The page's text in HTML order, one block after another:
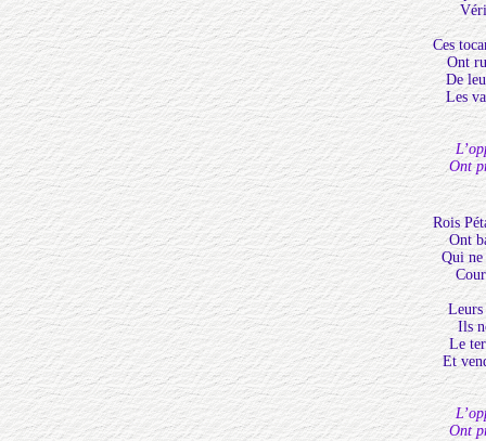
Ces
Ont
De
Les
Ont
Rois
Ont
Qui
Leurs
Ils
Le
Et
Ont